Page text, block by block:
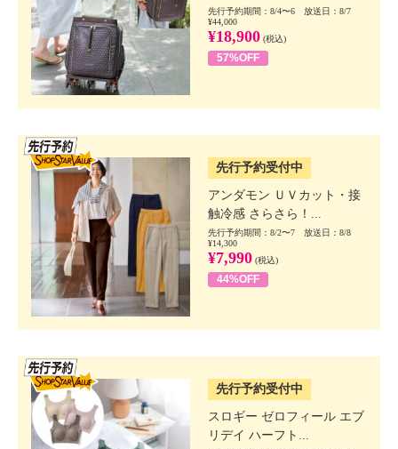
先行予約期間：8/4〜6 放送日：8/7
¥44,000
¥18,900 (税込)
57%OFF
先行予約受付中
アンダモン ＵＶカット・接
触冷感 さらさら！...
先行予約期間：8/2〜7 放送日：8/8
¥14,300
¥7,990 (税込)
44%OFF
先行予約受付中
スロギー ゼロフィール エブ
リデイ ハーフト...